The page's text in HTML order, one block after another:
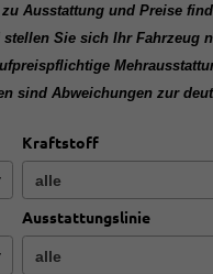
Ausstattung und Preise
Sie sich Ihr
sind Abweichungen zur
Kraftstoff
Ausstattungslinie